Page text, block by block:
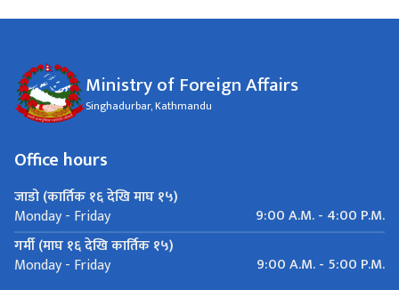
Ministry of Foreign Affairs
Singhadurbar, Kathmandu
Office hours
जाडो (कार्तिक १६ देखि माघ १५)
Monday - Friday
9:00 A.M. - 4:00 P.M.
गर्मी (माघ १६ देखि कार्तिक १५)
Monday - Friday 9:00 A.M. - 5:00 P.M.